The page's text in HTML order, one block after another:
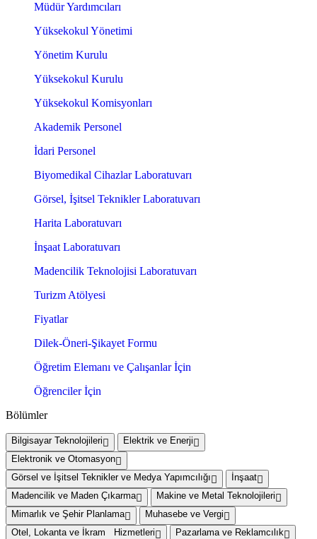
Müdür Yardımcıları
Yüksekokul Yönetimi
Yönetim Kurulu
Yüksekokul Kurulu
Yüksekokul Komisyonları
Akademik Personel
İdari Personel
Biyomedikal Cihazlar Laboratuvarı
Görsel, İşitsel Teknikler Laboratuvarı
Harita Laboratuvarı
İnşaat Laboratuvarı
Madencilik Teknolojisi Laboratuvarı
Turizm Atölyesi
Fiyatlar
Dilek-Öneri-Şikayet Formu
Öğretim Elemanı ve Çalışanlar İçin
Öğrenciler İçin
Bölümler
Bilgisayar Teknolojileri
Elektrik ve Enerji
Elektronik ve Otomasyon
Görsel ve İşitsel Teknikler ve Medya Yapımcılığı
İnşaat
Madencilik ve Maden Çıkarma
Makine ve Metal Teknolojileri
Mimarlık ve Şehir Planlama
Muhasebe ve Vergi
Otel, Lokanta ve İkram Hizmetleri
Pazarlama ve Reklamcılık